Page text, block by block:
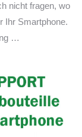
nicht fragen, wo
Ihr Smartphone.
…